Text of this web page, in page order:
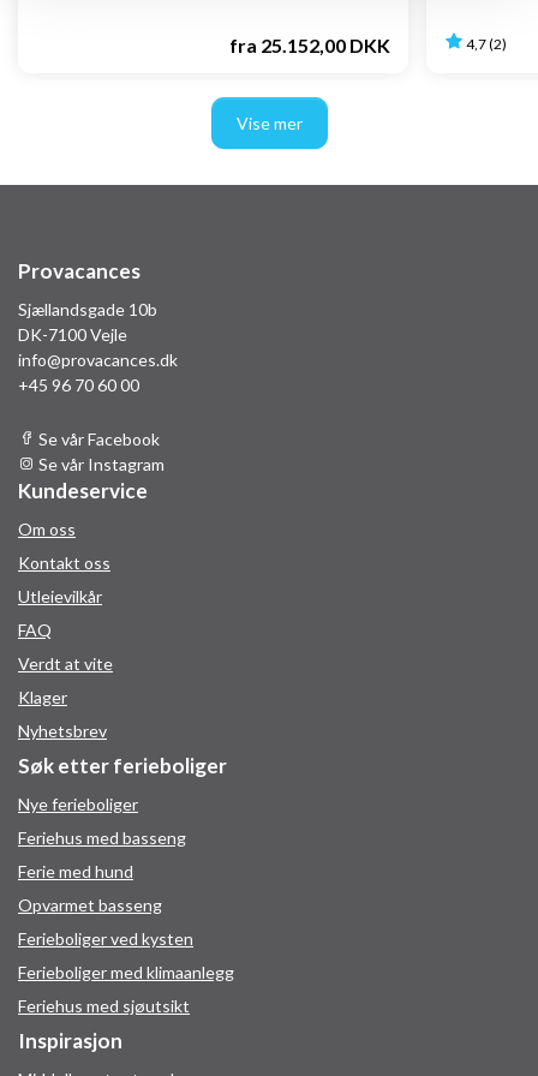
fra 25.152,00 DKK 4,7 (2)
Vise mer
Provacances
Sjællandsgade 10b
DK-7100 Vejle
info@provacances.dk
+45 96 70 60 00
Se vår Facebook
Se vår Instagram
Kundeservice
Om oss
Kontakt oss
Utleievilkår
FAQ
Verdt at vite
Klager
Nyhetsbrev
Søk etter ferieboliger
Nye ferieboliger
Feriehus med basseng
Ferie med hund
Opvarmet basseng
Ferieboliger ved kysten
Ferieboliger med klimaanlegg
Feriehus med sjøutsikt
Inspirasjon